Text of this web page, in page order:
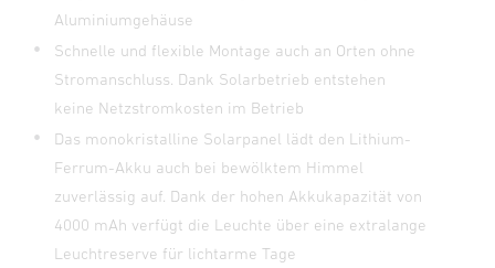
Aluminiumgehäuse
Schnelle und flexible Montage auch an Orten ohne
Stromanschluss. Dank Solarbetrieb entstehen
keine Netzstromkosten im Betrieb
Das monokristalline Solarpanel lädt den Lithium-
Ferrum-Akku auch bei bewölktem Himmel
zuverlässig auf. Dank der hohen Akkukapazität von
4000 mAh verfügt die Leuchte über eine extralange
Leuchtreserve für lichtarme Tage